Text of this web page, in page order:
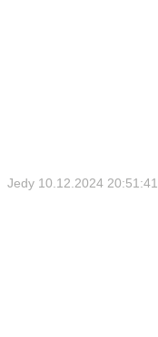
Jedy 10.12.2024 20:51:41